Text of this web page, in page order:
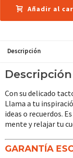
Añadir al
Descripción
Descripción
Con su delicado
Llama a tu
ideas o recuerdos.
mente y relajar tu
GARANTÍA